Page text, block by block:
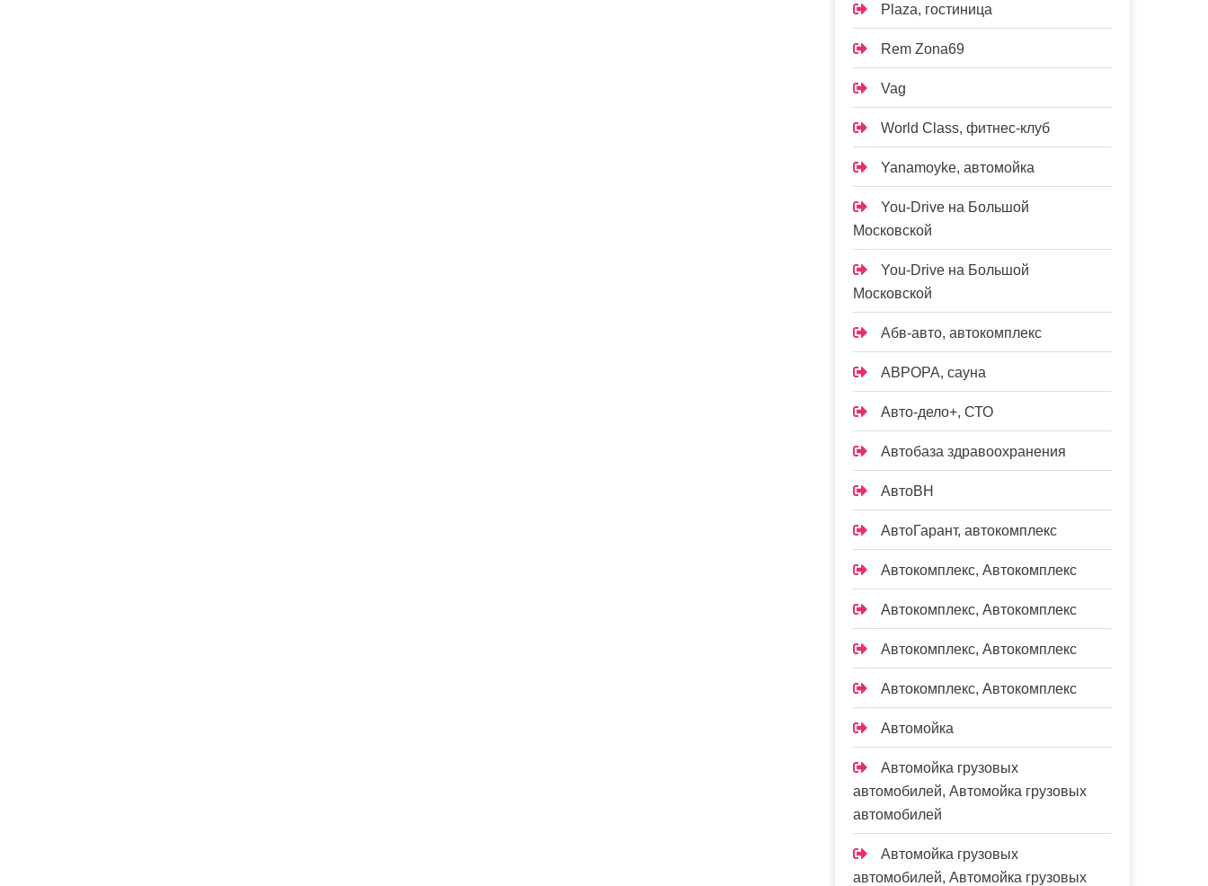
Plaza, гостиница
Rem Zona69
Vag
World Class, фитнес-клуб
Yanamoyke, автомойка
You-Drive на Большой
Московской
You-Drive на Большой
Московской
Абв-авто, автокомплекс
АВРОРА, сауна
Авто-дело+, СТО
Автобаза здравоохранения
АвтоВН
АвтоГарант, автокомплекс
Автокомплекс, Автокомплекс
Автокомплекс, Автокомплекс
Автокомплекс, Автокомплекс
Автокомплекс, Автокомплекс
Автомойка
Автомойка грузовых
автомобилей, Автомойка грузовых
автомобилей
Автомойка грузовых
автомобилей, Автомойка грузовых